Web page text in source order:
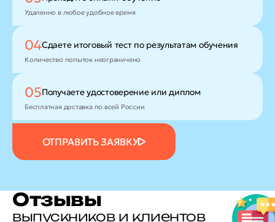
ОТПРАВИТЬ ЗАЯВКУ
Удаленно в любое удобное время
04Сдаете итоговый тест по результатам обучения
Количество попыток неограничено
05Получаете удостоверение или диплом
Бесплатная доставка по всей России
Отзывы
выпускников и клиентов